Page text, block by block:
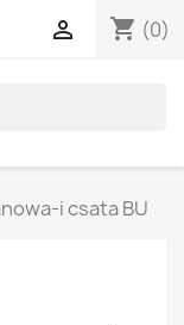
shopping_cart (0)

i csata BU